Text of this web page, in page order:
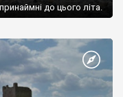
до цього літа.